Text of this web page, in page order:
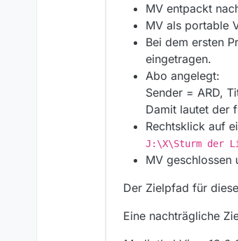
MV entpackt
MV als portable
Bei dem ersten
eingetragen.
Abo angelegt:
Sender = ARD,
Damit lautet der
Rechtsklick auf
J:\X\Sturm der
MV geschlossen
Der Zielpfad für
Eine nachträgliche